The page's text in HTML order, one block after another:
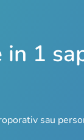
in 1
sau